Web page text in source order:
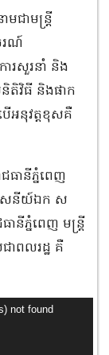
ជាមន្ត្រី
រណ៍
ារសួរនាំ និង
តិវិធី និងផាក
ើអនុវត្តខុសគឺ
ធានីភ្នំពេញ
សេនីយ៍ឯក ស
ានីភ្នំពេញ មន្ត្រី
ាពលរដ្ឋ គឺ
not found